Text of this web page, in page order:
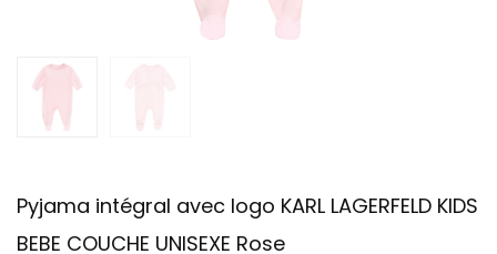
Pyjama intégral avec logo KARL LAGERFELD KIDS
BEBE COUCHE UNISEXE Rose